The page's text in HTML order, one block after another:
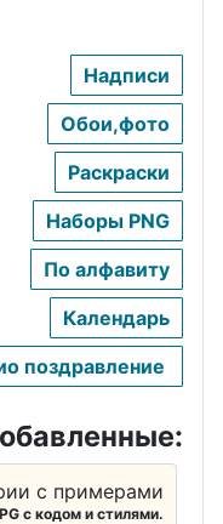
Надписи
Обои,фото
Раскраски
Наборы PNG
По алфавиту
Календарь
поздравление
с примерами
с кодом и стилями.